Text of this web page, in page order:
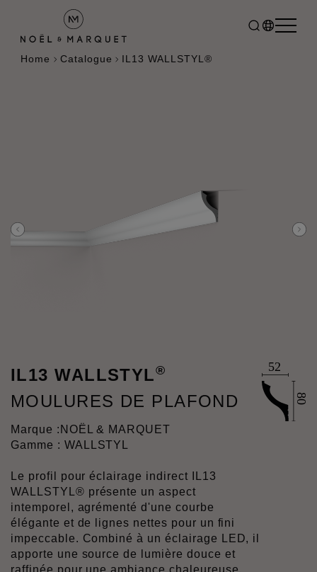
Home Catalogue IL13 WALLSTYL®
IL13 WALLSTYL®
MOULURES DE PLAFOND
Marque : NOËL & MARQUET
Gamme : WALLSTYL
Le profil pour éclairage indirect IL13
WALLSTYL® présente un aspect
intemporel, agrémenté d'une courbe
élégante et de lignes nettes pour un fini
impeccable. Combiné à un éclairage LED, il
apporte une source de lumière douce et
raffinée pour une ambiance chaleureuse.